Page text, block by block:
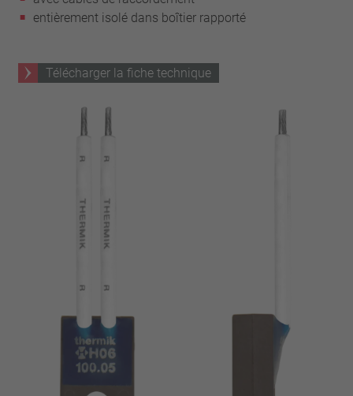
4 A – 25 A
Rappel
avec isolation
sans isolation
Raccordement
filo metallico
fermer les filtres
entièrement isolé dans boîtier rapporté
Télécharger la fiche technique